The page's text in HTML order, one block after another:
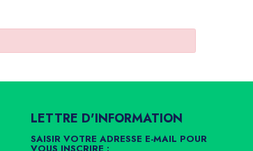
LETTRE D'INFORMATION
SAISIR VOTRE ADRESSE E-MAIL POUR